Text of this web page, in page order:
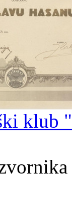
klub